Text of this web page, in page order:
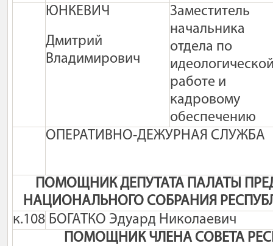
ЮНКЕВИЧ
Дмитрий
Владимирович
Заместитель
начальника
отдела по
работе и
кадровому
обеспечению
ОПЕРАТИВНО-ДЕЖУРНАЯ СЛУЖБА
ПОМОЩНИК ДЕПУТАТА ПАЛАТЫ
НАЦИОНАЛЬНОГО СОБРАНИЯ
к.108 БОГАТКО Эдуард Николаевич
ПОМОЩНИК ЧЛЕНА СОВЕТА